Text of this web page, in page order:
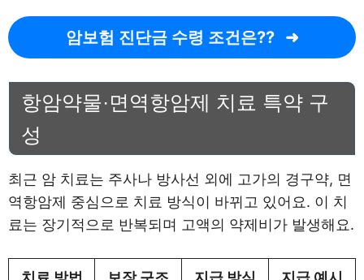
암보험 진단금 수령 조건은??
항암약물·면역항암제 치료 특약 구
성
최근 암 치료는 주사나 방사선 외에 고가의 경구약, 면
역항암제 중심으로 치료 방식이 바뀌고 있어요. 이 치
료는 장기적으로 반복되며 고액의 약제비가 발생해요.